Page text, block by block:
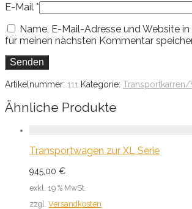
E-Mail *
Name, E-Mail-Adresse und Website
für meinen nächsten Kommentar
Artikelnummer: 111 Kategorie: Transportkarren/
Ähnliche Produkte
Transportwagen zur XL Serie
945,00 €
exkl. 19 % MwSt.
zzgl. Versandkosten